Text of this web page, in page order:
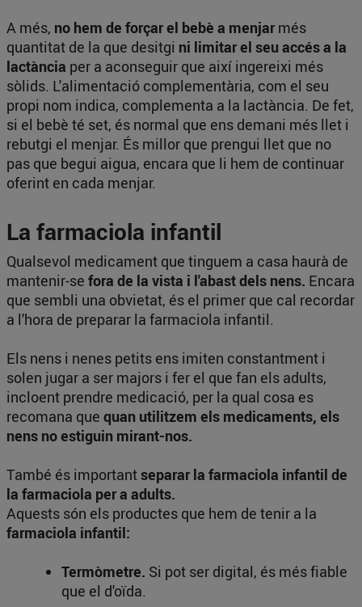
A més, no hem de forçar el bebè a menjar més
quantitat de la que desitgi ni limitar el seu accés a la
lactància per a aconseguir que així ingereixi més
sòlids. L'alimentació complementària, com el seu
propi nom indica, complementa a la lactància. De fet,
si el bebè té set, és normal que ens demani més llet i
rebutgi el menjar. És millor que prengui llet que no
pas que begui aigua, encara que li hem de continuar
oferint en cada menjar.
La farmaciola infantil
Qualsevol medicament que tinguem a casa haurà de
mantenir-se fora de la vista i l'abast dels nens. Encara
que sembli una obvietat, és el primer que cal recordar
a l'hora de preparar la farmaciola infantil.
Els nens i nenes petits ens imiten constantment i
solen jugar a ser majors i fer el que fan els adults,
incloent prendre medicació, per la qual cosa es
recomana que quan utilitzem els medicaments, els
nens no estiguin mirant-nos.
També és importantseparar la farmaciola infantil de
la farmaciola per a adults.
Aquests són els productes que hem de tenir a la
farmaciola infantil:
Termòmetre. Si pot ser digital, és més fiable
que el d'oïda.